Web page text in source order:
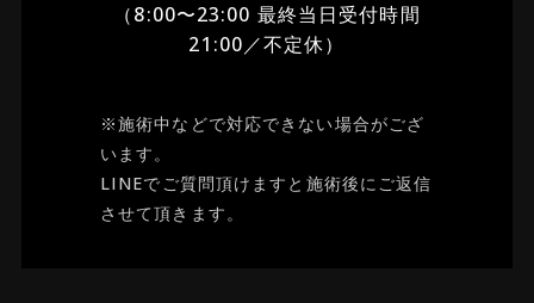
（8:00〜23:00 最終当日受付時間
21:00／不定休）
※施術中などで対応できない場合がござ
います。
LINEでご質問頂けますと施術後にご返信
させて頂きます。